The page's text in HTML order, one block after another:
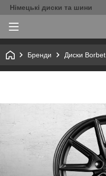
Німецькі диски та шини
Бренди Диски Borbet